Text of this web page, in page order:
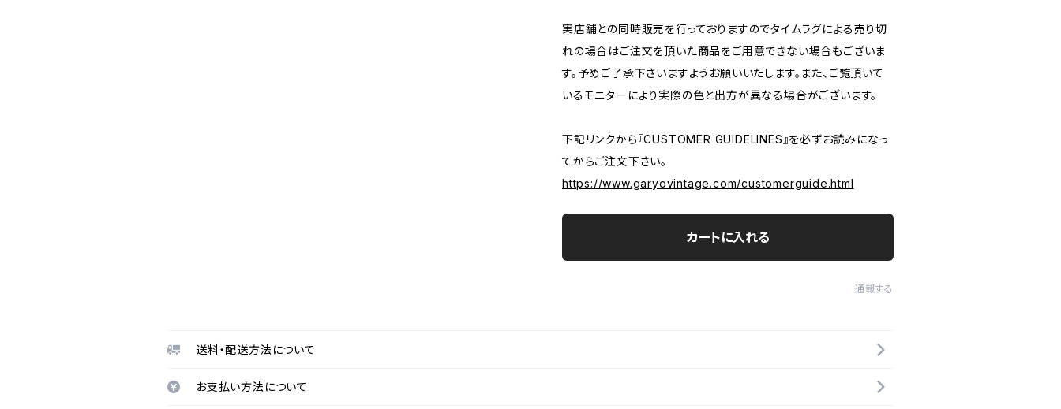
実店舗との同時販売を行っておりますのでタイムラグによる売り切
れの場合はご注文を頂いた商品をご用意できない場合もございま
す。予めご了承下さいますようお願いいたします。また、ご覧頂いて
いるモニターにより実際の色と出方が異なる場合がございます。
下記リンクから『CUSTOMER GUIDELINES』を必ずお読みになっ
てからご注文下さい。
https://www.garyovintage.com/customerguide.html
カートに入れる
通報する
送料・配送方法について
お支払い方法について